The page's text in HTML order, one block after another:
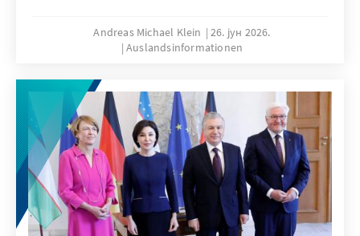
Andreas Michael Klein
26. јун 2026.
Auslandsinformationen